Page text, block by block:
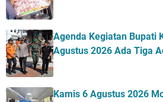
Agenda Kegiatan Bupati
Agustus 2026 Ada Tiga
Kamis 6 Agustus 2026